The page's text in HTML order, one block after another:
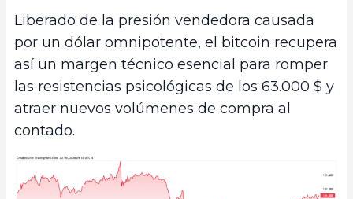
Liberado de la presión vendedora causada
por un dólar omnipotente, el bitcoin recupera
así un margen técnico esencial para romper
las resistencias psicológicas de los 63.000 $ y
atraer nuevos volúmenes de compra al
contado.